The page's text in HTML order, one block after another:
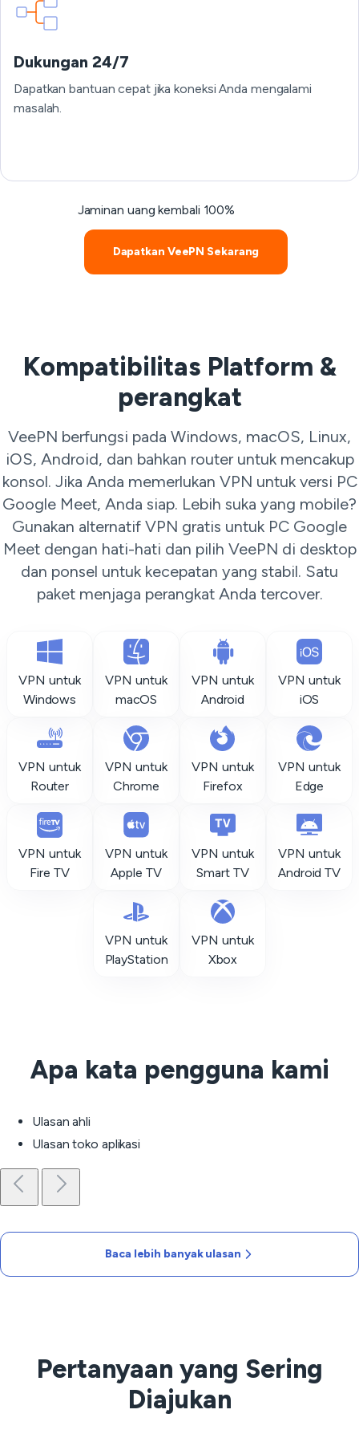
Dukungan 24/7
Dapatkan bantuan cepat jika koneksi Anda mengalami
masalah.
Jaminan uang kembali 100%
Dapatkan VeePN Sekarang
Kompatibilitas Platform &
perangkat
VeePN berfungsi pada Windows, macOS, Linux,
iOS, Android, dan bahkan router untuk mencakup
konsol. Jika Anda memerlukan VPN untuk versi PC
Google Meet, Anda siap. Lebih suka yang mobile?
Gunakan alternatif VPN gratis untuk PC Google
Meet dengan hati-hati dan pilih VeePN di desktop
dan ponsel untuk kecepatan yang stabil. Satu
paket menjaga perangkat Anda tercover.
VPN untuk
Windows
VPN untuk
macOS
VPN untuk
Android
VPN untuk
iOS
VPN untuk
Router
VPN untuk
Chrome
VPN untuk
Firefox
VPN untuk
Edge
VPN untuk
Fire TV
VPN untuk
Apple TV
VPN untuk
Smart TV
VPN untuk
Android TV
VPN untuk
PlayStation
VPN untuk
Xbox
Apa kata pengguna kami
Ulasan ahli
Ulasan toko aplikasi
Baca lebih banyak ulasan
Pertanyaan yang Sering
Diajukan